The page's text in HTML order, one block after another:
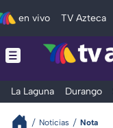
en vivo TV Azteca
La Laguna Durango
Noticias Nota